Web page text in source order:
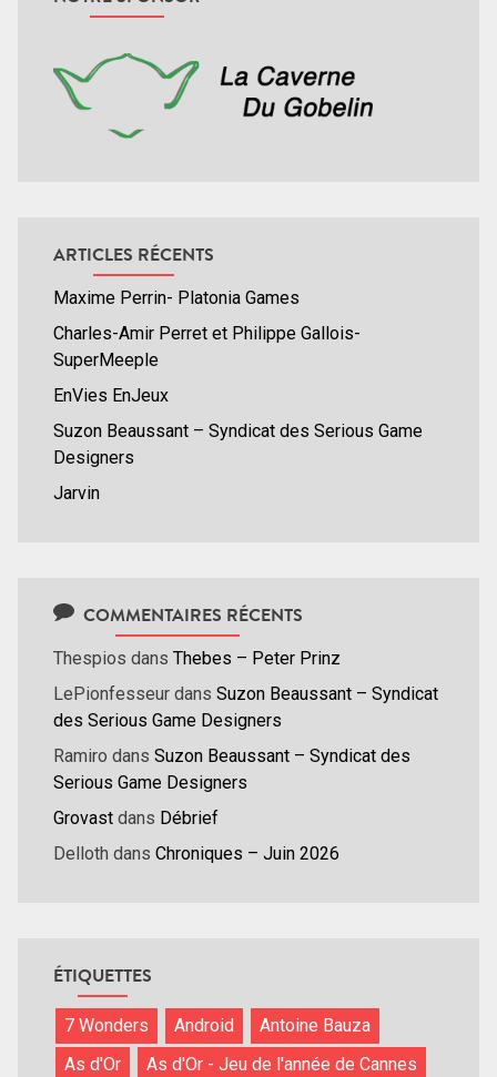
ARTICLES RÉCENTS
Maxime Perrin- Platonia Games
Charles-Amir Perret et Philippe Gallois-
SuperMeeple
EnVies EnJeux
Suzon Beaussant – Syndicat des Serious Game
Designers
Jarvin
COMMENTAIRES RÉCENTS
Thespios dans Thebes – Peter Prinz
LePionfesseur dans Suzon Beaussant – Syndicat
des Serious Game Designers
Ramiro dans Suzon Beaussant – Syndicat des
Serious Game Designers
Grovast dans Débrief
Delloth dans Chroniques – Juin 2026
ÉTIQUETTES
7 Wonders Android
Antoine Bauza
As d'Or
As d'Or - Jeu de l'année de Cannes